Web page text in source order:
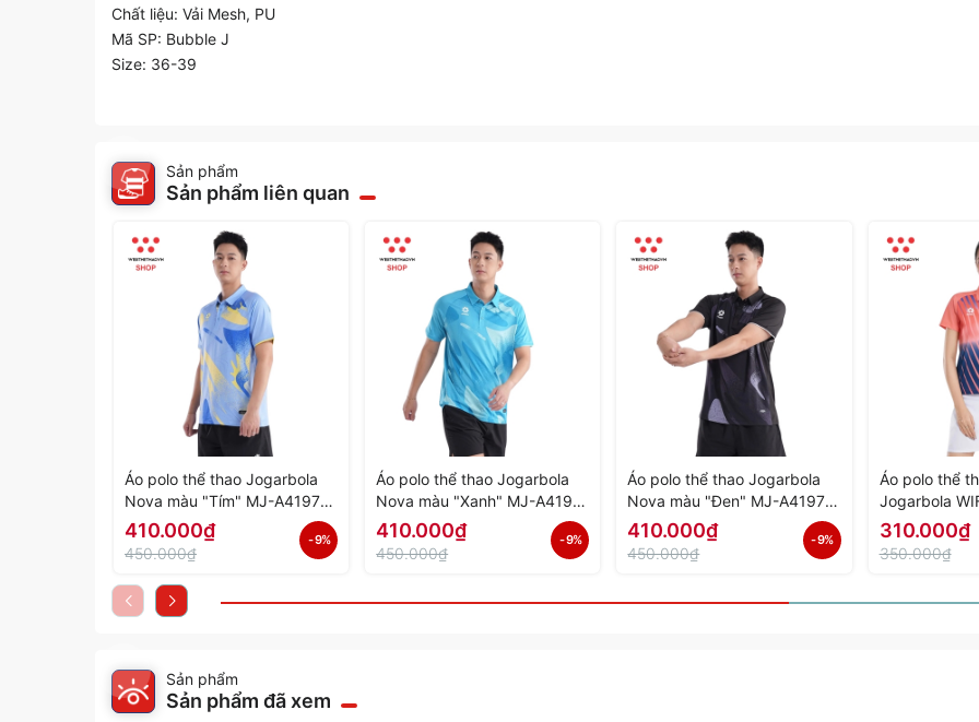
Chất liệu: Vải Mesh, PU
Mã SP: Bubble J
Size: 36-39
Sản phẩm
Sản phẩm liên quan
Áo polo thể thao Jogarbola
Nova màu "Tím" MJ-A4197-
04 - Hàng Chính Hãng
410.000₫
450.000₫
- 9%
Áo polo thể thao Jogarbola
Nova màu "Xanh" MJ-A4197-
03 - Hàng Chính Hãng
410.000₫
450.000₫
- 9%
Áo polo thể thao Jogarbola
Nova màu "Đen" MJ-A4197-
02 - Hàng Chính Hãng
410.000₫
450.000₫
- 9%
Áo polo thể
Jogarbola
A4152-02 -
310.000₫
350.000₫
Sản phẩm
Sản phẩm đã xem